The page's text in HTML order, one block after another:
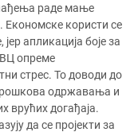
раде мање
Економске користи се
апликација боје за
опреме
стрес. То доводи до
одржавања и
врућих догађаја.
да се пројекти за